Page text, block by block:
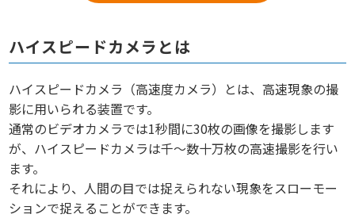
ハイスピードカメラとは
ハイスピードカメラ（高速度カメラ）とは、高速現象の撮
影に用いられる装置です。
通常のビデオカメラでは1秒間に30枚の画像を撮影します
が、ハイスピードカメラは千～数十万枚の高速撮影を行い
ます。
それにより、人間の目では捉えられない現象をスローモー
ションで捉えることができます。